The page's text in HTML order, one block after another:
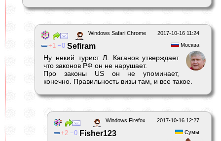
2017-10-16 11:24
Windows Safari Chrome
Москва
1 0 Sefiram
Ну некий турист Л. Каганов утверждает
что законов РФ он не нарушает.
Про законы US он не упоминает,
конечно. Правильность визы там, и все такое.
2017-10-16 12:27
Windows Firefox
Сумы
2 0 Fisher123